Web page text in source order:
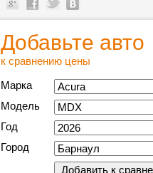
Добавьте авто
к сравнению цены
Марка
Модель
Год
Город